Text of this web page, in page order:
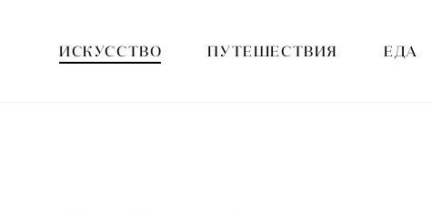
ИСКУССТВО ПУТЕШЕСТВИЯ ЕДА